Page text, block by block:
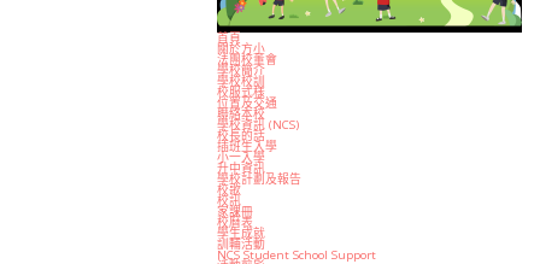
首頁
關於方小
法團校董會
學校簡介
學校校訓
校服式樣
位置及交通
聯絡本校
學校資訊 (NCS)
校長的話
插班生入學
小一入學
升中資訊
學校計劃及報告
校歌
校訊
家課冊
校曆表
學生成就
訓輔活動
NCS Student School Support